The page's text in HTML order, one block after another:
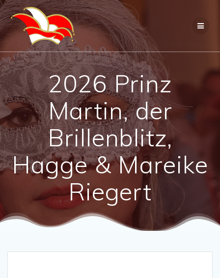
Zum
Inhalt
springen
2026 Prinz
Martin, der
Brillenblitz,
Hagge & Mareike
Riegert